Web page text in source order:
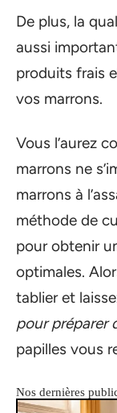
De plus, la
aussi
produits frais
vos marrons.
Vous l’aurez
marrons ne
marrons à
méthode de
pour obtenir
optimales.
tablier et
pour préparer
papilles vous
Nos dernières